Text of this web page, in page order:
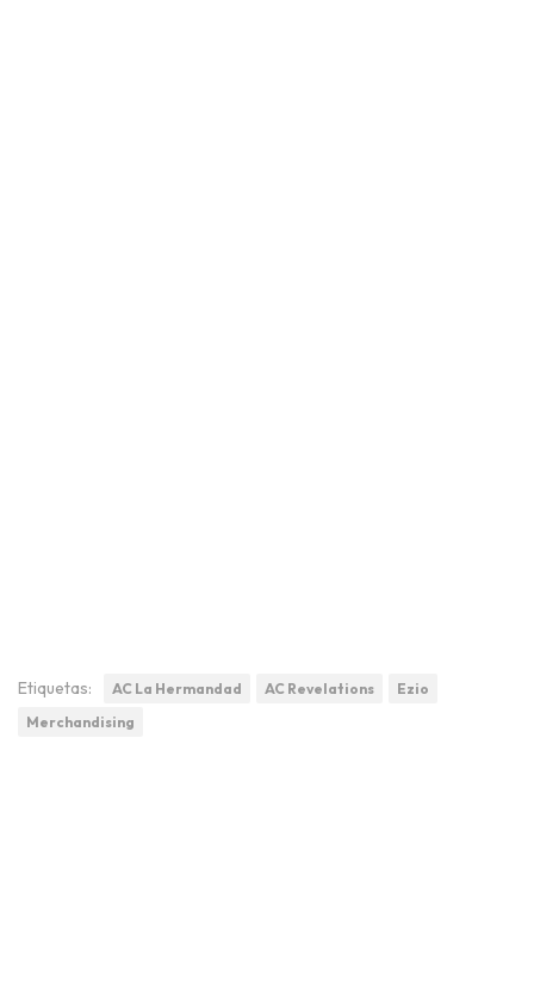
Etiquetas: AC La Hermandad AC Revelations
Ezio
Merchandising